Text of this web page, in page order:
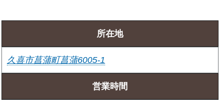
所在地
久喜市菖蒲町菖蒲6005-1
営業時間